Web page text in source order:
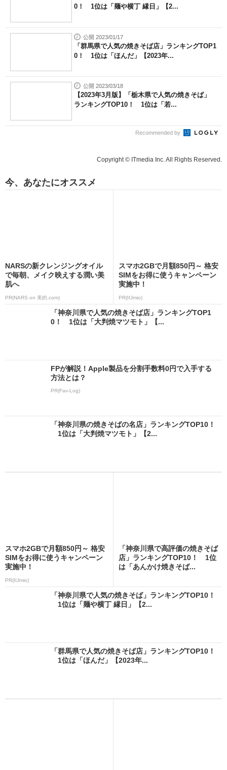
0！ 1位は「麺や横丁 縁日」【2...
公開 2023/01/17
「群馬県で人気の焼きそば店」ランキングTOP1
0！ 1位は「ほんだ」【2023年...
公開 2023/03/18
【2023年3月版】「栃木県で人気の焼きそば」
ランキングTOP10！ 1位は「若...
Recommended by
Copyright © ITmedia Inc. All Rights Reserved.
今、あなたにオススメ
NARSの新クレンジングオイル
で毎朝、メイク映えする潤い美
肌へ
PR(NARS on 美的.com)
スマホ2GBで月額850円～ 格安
SIMをお得に使うキャンペーン
実施中！
PR(IIJmio)
「神奈川県で人気の焼きそば店」ランキングTOP1
0！ 1位は「大判焼マツモト」【...
FPが解説！Apple製品を分割手数料0円で入手する
方法とは？
PR(Fav-Log)
「神奈川県の焼きそばの名店」ランキングTOP10！
1位は「大判焼マツモト」【2...
スマホ2GBで月額850円～ 格安
SIMをお得に使うキャンペーン
実施中！
PR(IIJmio)
「神奈川県で高評価の焼きそば
店」ランキングTOP10！ 1位
は「あんかけ焼きそば...
「神奈川県で人気の焼きそば」ランキングTOP10！
1位は「麺や横丁 縁日」【2...
「群馬県で人気の焼きそば店」ランキングTOP10！
1位は「ほんだ」【2023年...